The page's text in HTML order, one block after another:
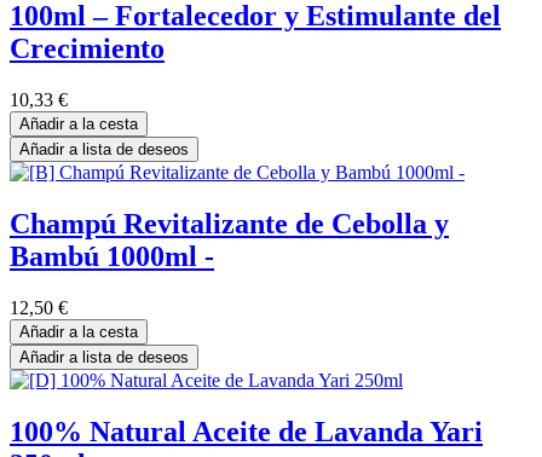
100ml – Fortalecedor y Estimulante del
Crecimiento
10,33 €
Añadir a la cesta
Añadir a lista de deseos
Champú Revitalizante de Cebolla y
Bambú 1000ml -
12,50 €
Añadir a la cesta
Añadir a lista de deseos
100% Natural Aceite de Lavanda Yari